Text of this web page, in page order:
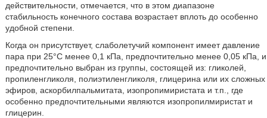
действительности, отмечается, что в этом диапазоне
стабильность конечного состава возрастает вплоть до особенно
удобной степени.
Когда он присутствует, слаболетучий компонент имеет давление
пара при 25°C менее 0,1 кПа, предпочтительно менее 0,05 кПа, и
предпочтительно выбран из группы, состоящей из: гликолей,
пропиленгликоля, полиэтиленгликоля, глицерина или их сложных
эфиров, аскорбилпальмитата, изопропимиристата и т.п., где
особенно предпочтительными являются изопропилмиристат и
глицерин.